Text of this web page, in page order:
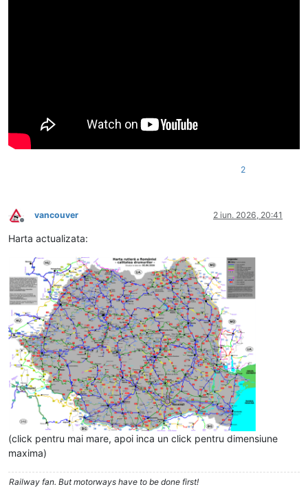
2
Deconectat
vancouver 2 iun. 2026, 20:41
Harta actualizata:
(click pentru mai mare, apoi inca un click pentru dimensiune
maxima)
Railway fan. But motorways have to be done first!